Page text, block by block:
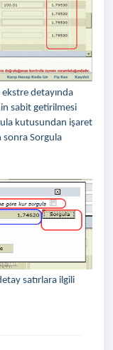
ekstre detayında
sabit getirilmesi
kutusundan işaret
sonra Sorgula
satırlara ilgili